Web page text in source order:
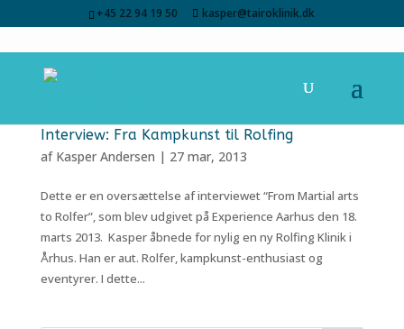
+45 22 94 19 50 kasper@tairoklinik.dk
Interview: Fra Kampkunst til Rolfing
af Kasper Andersen | 27 mar, 2013
Dette er en oversættelse af interviewet “From Martial arts
to Rolfer”, som blev udgivet på Experience Aarhus den 18.
marts 2013. Kasper åbnede for nylig en ny Rolfing Klinik i
Århus. Han er aut. Rolfer, kampkunst-enthusiast og
eventyrer. I dette...